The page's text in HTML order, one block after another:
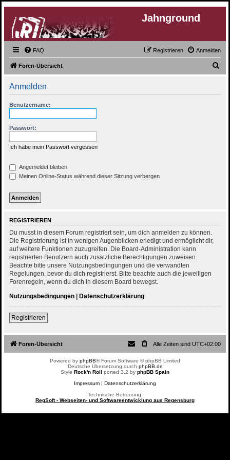
Jahnground
FAQ Anmelden
Registrieren
Foren-Übersicht
Anmelden
Benutzername:
Passwort:
Ich habe mein Passwort vergessen
Angemeldet bleiben
Meinen Online-Status während dieser Sitzung verbergen
REGISTRIEREN
Du musst in diesem Forum registriert sein, um dich anmelden zu können.
Die Registrierung ist in wenigen Augenblicken erledigt und ermöglicht dir,
auf weitere Funktionen zuzugreifen. Die Board-Administration kann
registrierten Benutzern auch zusätzliche Berechtigungen zuweisen.
Beachte bitte unsere Nutzungsbedingungen und die verwandten
Regelungen, bevor du dich registrierst. Bitte beachte auch die jeweiligen
Forenregeln, wenn du dich in diesem Board bewegst.
Nutzungsbedingungen | Datenschutzerklärung
Registrieren
Foren-Übersicht Alle Zeiten sind UTC+02:00
Powered by phpBB® Forum Software © phpBB Limited
Deutsche Übersetzung durch phpBB.de
Style Rock'n Roll ported 3.2 by phpBB Spain
Impressum | Datenschutzerklärung
Technische Betreuung:
RegSoft - Webseiten- und Softwareentwicklung aus Regensburg